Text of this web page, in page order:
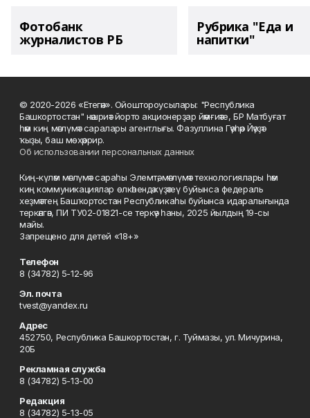
Фотобанк
журналистов РБ
Рубрика "Еда и
напитки"
© 2020-2026 «Етегән». Ойоштороусылары: "Республика
Башкортостан" нәшриәт йорто акционерҙар йәмғиәте, БР Матбуғат
һәм киң мәғлүмәт саралары агентлығы. Фазуллина Гәүһәр Йәүҙәт
ҡыҙы, баш мөхәррир.
Об использовании персональных данных
Киң-күләм мәғлүмәт сараһы Элемтә, мәғлүмәт технологиялары һәм
киң коммуникациялар өлкәһендә күҙәтеү буйынса федераль
хеҙмәттең Башҡортостан Республикаһы буйынса идаралығында
теркәлгән, ПИ ТУ02-01821-се теркәү һаны, 2025 йылдың 19-сы
майы.
Запрещено для детей «18+»
Телефон
8 (34782) 5-12-96
Эл. почта
tvest@yandex.ru
Адрес
452750, Республика Башкортостан, г. Туймазы, ул. Мичурина,
20Б
Рекламная служба
8 (34782) 5-13-00
Редакция
8 (34782) 5-13-05